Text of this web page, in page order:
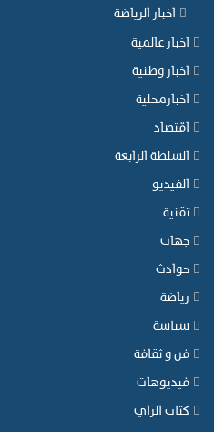
اخبار الرياضة
اخبار عالمية
اخبار وطنية
اخبارمحلية
اقتصاد
السلطة الرابعة
الفيديو
تقنية
جهات
حوادث
رياضة
سياسة
فن و ثقافة
فيديوهات
كتاب الراي